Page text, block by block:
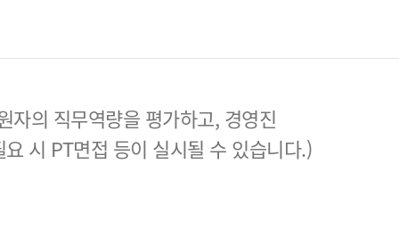
자의 직무역량을 평가하고, 경영진
시 PT면접 등이 실시될 수 있습니다.)